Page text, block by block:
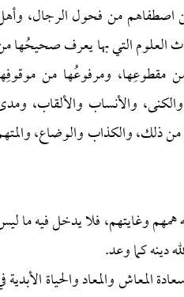
من اصطفاهم من فحول الرجال،
العلوم التي بها يعرف صحيحُها
مقطوعِها، ومرفوعُها من
والأنساب والألقاب،
ذلك، والكذاب والوضاع،
همهم وغايتهم، فلا يدخل فيه ما
دينه كما وعد.
المعاش والمعاد والحياة الأبدية